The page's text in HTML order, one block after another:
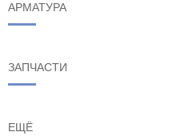
АРМАТУРА
ЗАПЧАСТИ
ЕЩЁ